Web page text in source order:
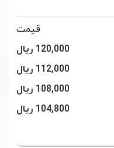
قیمت
120,000 ریال
112,000 ریال
108,000 ریال
104,800 ریال